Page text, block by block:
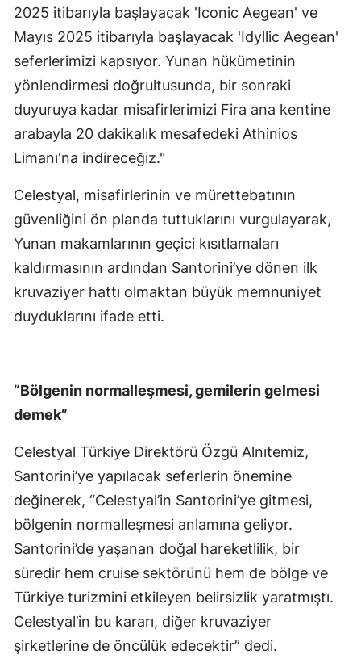
2025 itibarıyla başlayacak 'Iconic Aegean' ve
Mayıs 2025 itibarıyla başlayacak 'Idyllic Aegean'
seferlerimizi kapsıyor. Yunan hükümetinin
yönlendirmesi doğrultusunda, bir sonraki
duyuruya kadar misafirlerimizi Fira ana kentine
arabayla 20 dakikalık mesafedeki Athinios
Limanı'na indireceğiz."
Celestyal, misafirlerinin ve mürettebatının
güvenliğini ön planda tuttuklarını vurgulayarak,
Yunan makamlarının geçici kısıtlamaları
kaldırmasının ardından Santorini’ye dönen ilk
kruvaziyer hattı olmaktan büyük memnuniyet
duyduklarını ifade etti.
“Bölgenin normalleşmesi, gemilerin gelmesi
demek”
Celestyal Türkiye Direktörü Özgü Alnıtemiz,
Santorini’ye yapılacak seferlerin önemine
değinerek, “Celestyal’in Santorini’ye gitmesi,
bölgenin normalleşmesi anlamına geliyor.
Santorini’de yaşanan doğal hareketlilik, bir
süredir hem cruise sektörünü hem de bölge ve
Türkiye turizmini etkileyen belirsizlik yaratmıştı.
Celestyal’in bu kararı, diğer kruvaziyer
şirketlerine de öncülük edecektir” dedi.